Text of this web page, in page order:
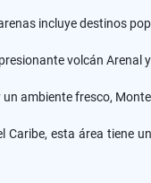
incluye destinos
volcán
ambiente fresco,
Caribe, esta área tiene